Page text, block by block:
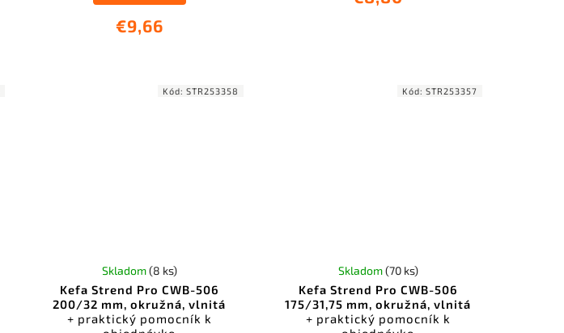
€9,66
Kefa Strend Pro CWB-506
200/32 mm, okružná, vlnitá
+ praktický pomocník k
Skladom(8 ks)
Kód:STR253358
Kefa Strend Pro CWB-506
175/31,75 mm, okružná, vlnitá
+ praktický pomocník k
Skladom(70 ks)
Kód:STR253357